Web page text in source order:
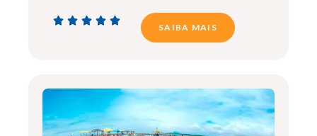
    
SAIBA MAIS